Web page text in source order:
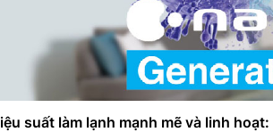
suất làm lạnh mạnh mẽ và linh hoạt: